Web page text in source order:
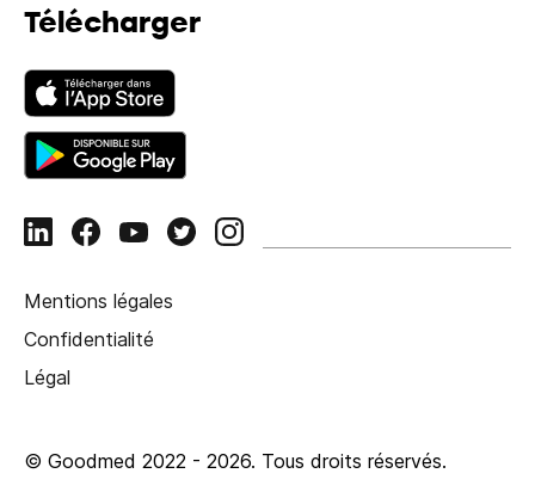
Télécharger
Mentions légales
Confidentialité
Légal
© Goodmed 2022 - 2026. Tous droits réservés.